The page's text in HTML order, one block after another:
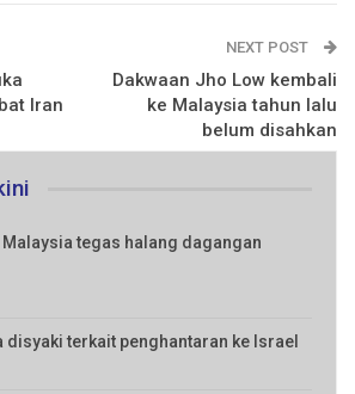
Iran
NEXT POST
Dakwaan Jho Low kembali
ke Malaysia tahun lalu
belum disahkan
tegas halang dagangan
disyaki terkait penghantaran ke Israel